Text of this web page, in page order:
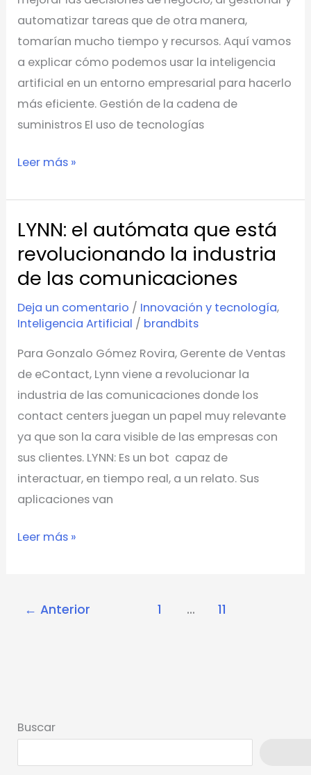
automatizar tareas que de otra manera,
tomarían mucho tiempo y recursos. Aquí vamos
a explicar cómo podemos usar la inteligencia
artificial en un entorno empresarial para hacerlo
más eficiente. Gestión de la cadena de
suministros El uso de tecnologías
Leer más »
LYNN: el autómata que está
revolucionando la industria
de las comunicaciones
Deja un comentario / Innovación y tecnología,
Inteligencia Artificial / brandbits
Para Gonzalo Gómez Rovira, Gerente de Ventas
de eContact, Lynn viene a revolucionar la
industria de las comunicaciones donde los
contact centers juegan un papel muy relevante
ya que son la cara visible de las empresas con
sus clientes. LYNN: Es un bot capaz de
interactuar, en tiempo real, a un relato. Sus
aplicaciones van
LYNN:
el
autómata
que
está
revolucionando
la
industria
de
las
comunicaciones
Leer más »
← Anterior 1 … 11
Buscar